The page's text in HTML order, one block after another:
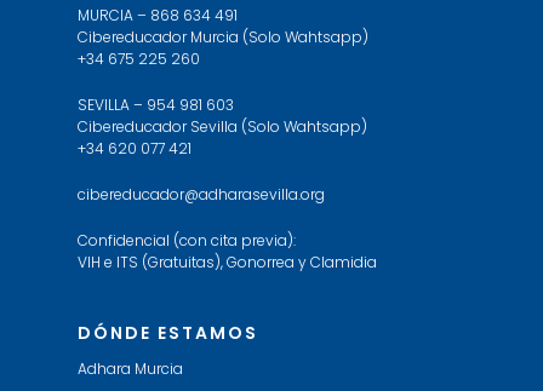
MURCIA – 868 634 491
Cibereducador Murcia (Solo Wahtsapp)
+34 675 225 260
SEVILLA – 954 981 603
Cibereducador Sevilla (Solo Wahtsapp)
+34 620 077 421
cibereducador@adharasevilla.org
Confidencial (con cita previa):
VIH e ITS (Gratuitas), Gonorrea y Clamidia
DÓNDE ESTAMOS
Adhara Murcia